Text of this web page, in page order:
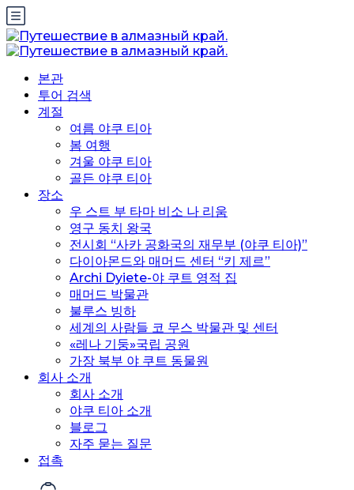
본관
투어 검색
계절
여름 야쿠 티아
봄 여행
겨울 야쿠 티아
골든 야쿠 티아
장소
우 스트 부 타마 비소 나 리움
영구 동치 왕국
전시회 “사카 공화국의 재무부 (야쿠 티아)”
다이아몬드와 매머드 센터 “키 제르”
Archi Dyiete-야 쿠트 영적 집
매머드 박물관
불루스 빙하
세계의 사람들 코 무스 박물관 및 센터
«레나 기둥»국립 공원
가장 북부 야 쿠트 동물원
회사 소개
회사 소개
야쿠 티아 소개
블로그
자주 묻는 질문
접촉